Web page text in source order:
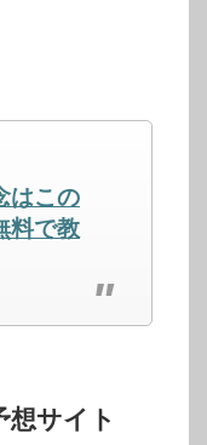
はこの
料で教
想サイト